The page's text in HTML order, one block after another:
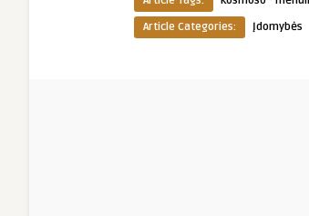
Article Categories:
Įdomybės